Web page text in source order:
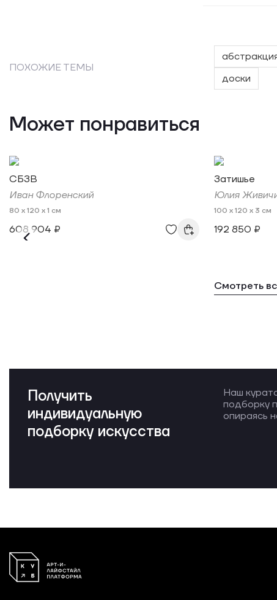
ПОХОЖИЕ ТЕМЫ
доски
Может понравиться
СБЗВ
Иван Флоренский
80 x 120 x 1 см
608 904 ₽
Затишье
Юлия
100 x 120 x 3 см
192 850 ₽
Смотреть
Получить
индивидуальную
подборку искусства
Наш
подборку
опираясь